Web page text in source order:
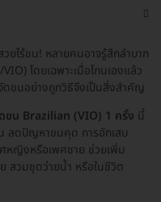
ยไร้ขน! หลายคนอาจรู้สึกลำบาก
โดยเฉพาะเมื่อโกนเองแล้ว
ดขนอย่างถูกวิธีจึงเป็นสิ่งสำคัญ
ขน Brazilian (VIO) 1 ครั้ง นี้
ลดปัญหาขนคุด การอักเสบ
ศหญิงหรือเพศชาย ช่วยเพิ่ม
สวมชุดว่ายน้ำ หรือในชีวิต